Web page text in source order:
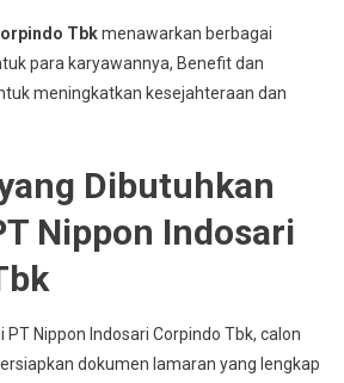
Tbkmenawarkan berbagai
para karyawannya, Benefit dan
meningkatkan kesejahteraan dan
Dibutuhkan
Nippon Indosari
Nippon Indosari Corpindo Tbk, calon
dokumen lamaran yang lengkap